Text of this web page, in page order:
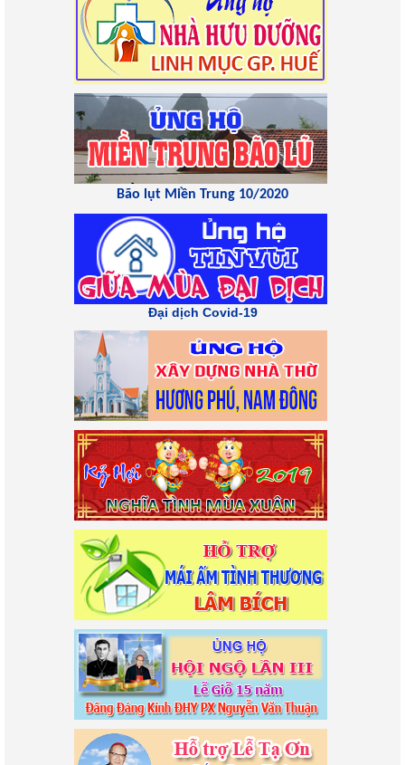
Bão lụt Miền Trung 10/2020
Đại dịch Covid-19